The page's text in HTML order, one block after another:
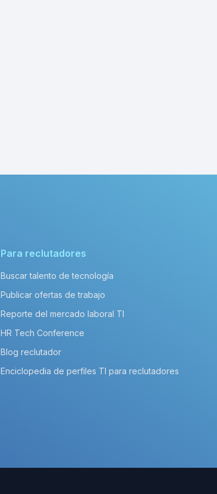
Para reclutadores
Buscar talento de tecnología
Publicar ofertas de trabajo
Reporte del mercado laboral TI
HR Tech Conference
Blog reclutador
Enciclopedia de perfiles TI para reclutadores